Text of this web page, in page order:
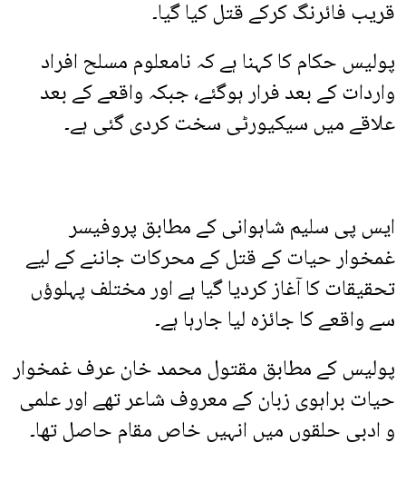
قریب فائرنگ کرکے قتل کیا گیا۔
پولیس حکام کا کہنا ہے کہ نامعلوم مسلح افراد
واردات کے بعد فرار ہوگئے، جبکہ واقعے کے بعد
علاقے میں سیکیورٹی سخت کردی گئی ہے۔
ایس پی سلیم شاہوانی کے مطابق پروفیسر
غمخوار حیات کے قتل کے محرکات جاننے کے لیے
تحقیقات کا آغاز کردیا گیا ہے اور مختلف پہلوؤں
سے واقعے کا جائزہ لیا جارہا ہے۔
پولیس کے مطابق مقتول محمد خان عرف غمخوار
حیات براہوی زبان کے معروف شاعر تھے اور علمی
و ادبی حلقوں میں انہیں خاص مقام حاصل تھا۔